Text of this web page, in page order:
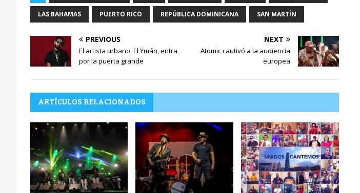
LAS BAHAMAS PUERTO RICO REPÚBLICA DOMINICANA SAN MARTÍN
PREVIOUS
El artista urbano, El Ymán, entra
por la puerta grande
NEXT
Atomic cautivó a la audiencia
europea
ARTÍCULOS RELACIONADOS